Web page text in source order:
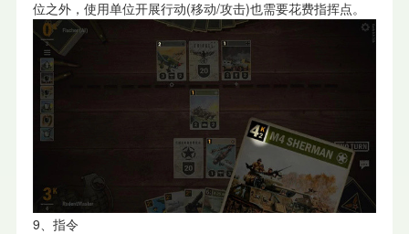
位之外，使用单位开展行动(移动/攻击)也需要花费指挥点。
9、指令